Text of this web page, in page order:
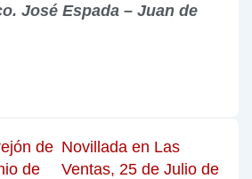
José Espada – Juan de
de
de
Novillada en Las
Ventas, 25 de Julio de